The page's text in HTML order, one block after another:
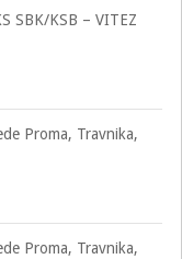
SBK/KSB – VITEZ
Proma, Travnika,
Proma, Travnika,